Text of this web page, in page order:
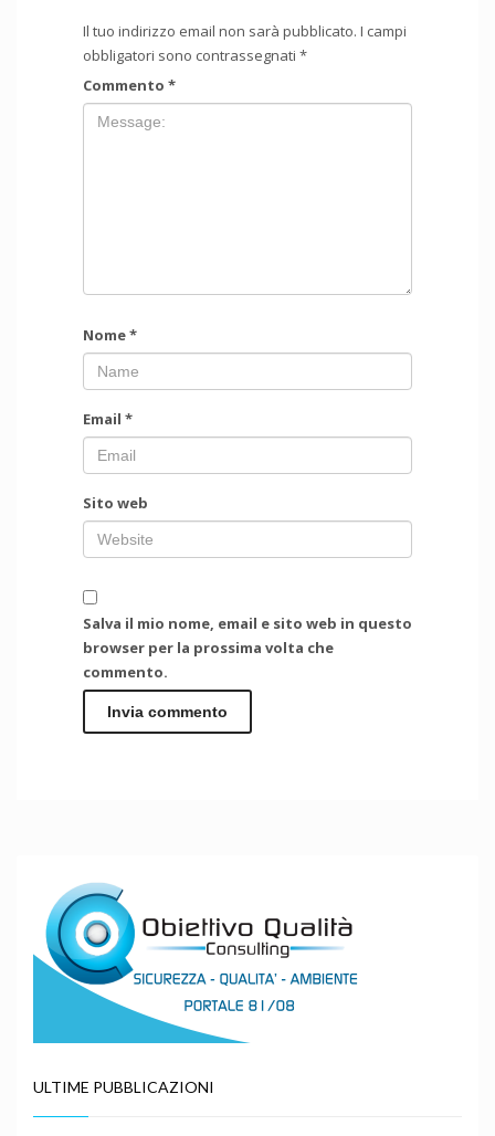
Il tuo indirizzo email non sarà pubblicato. I campi
obbligatori sono contrassegnati *
Commento *
Nome*
Email *
Sito web
Salva il mio nome, email e sito web in questo
browser per la prossima volta che
commento.
ULTIME PUBBLICAZIONI